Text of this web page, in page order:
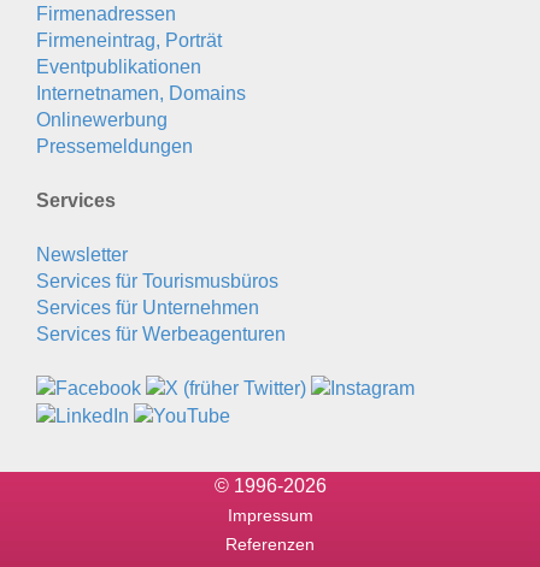
Firmenadressen
Firmeneintrag, Porträt
Eventpublikationen
Internetnamen, Domains
Onlinewerbung
Pressemeldungen
Services
Newsletter
Services für Tourismusbüros
Services für Unternehmen
Services für Werbeagenturen
© 1996-2026
Impressum
Referenzen